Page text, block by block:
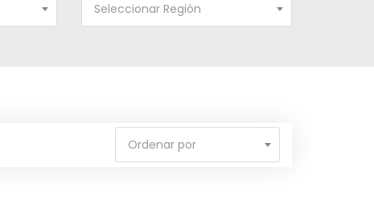
Seleccionar Región
Ordenar por